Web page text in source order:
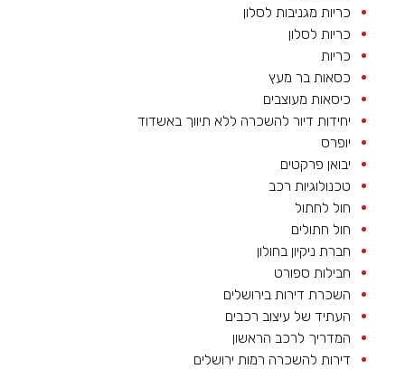
כריות מגניבות לסלון
כריות לסלון
כריות
כסאות בר מעץ
כיסאות מעוצבים
יחידות דיור להשכרה ללא תיווך באשדוד
יופרס
יבואן פרקטים
טכנולוגיות רכב
חול לחתול
חול חתולים
חברת ניקיון בחולון
חבילות ספורט
השכרת דירות בירושלים
העתיד של עיצוב רכבים
המדריך לרכב הראשון
דירות להשכרה רמות ירושלים